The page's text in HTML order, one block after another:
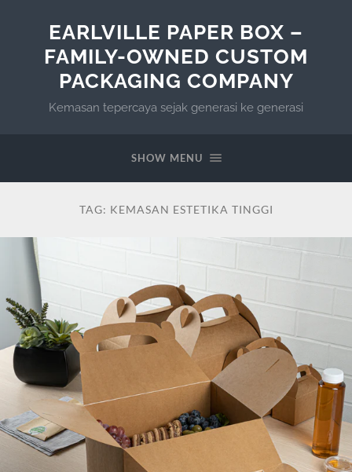
EARLVILLE PAPER BOX –
FAMILY-OWNED CUSTOM
PACKAGING COMPANY
Kemasan tepercaya sejak generasi ke generasi
SHOW MENU
TAG: KEMASAN ESTETIKA TINGGI